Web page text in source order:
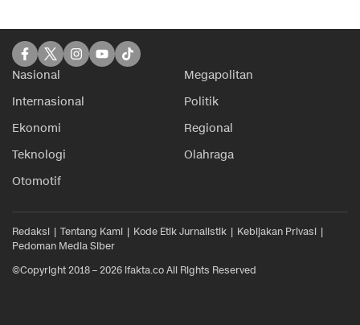
Nasional
Megapolitan
Internasional
Politik
Ekonomi
Regional
Teknologi
Olahraga
Otomotif
Redaksi Tentang Kami Kode Etik Jurnalistik
Kebijakan Privasi
Pedoman Media Siber
©Copyright 2018 – 2026 ifakta.co All Rights Reserved